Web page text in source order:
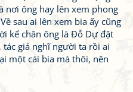
nơi ông hay lên xem phong
sau ai lên xem bia ấy cũng
kế chân ông là Đỗ Dự đặt
tác giả nghĩ người ta rồi ai
một cái bia mà thôi, nên